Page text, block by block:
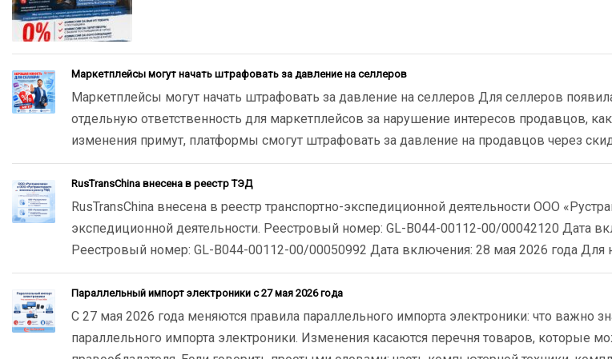
Маркетплейсы могут начать штрафовать за давление на селлеров
Маркетплейсы могут начать штрафовать за давление на селлеров Для селлеров
отдельную ответственность для маркетплейсов за нарушение интересов продавцов,
изменения примут, платформы смогут штрафовать за давление на продавцов через
RusTransChina внесена в реестр ТЭД
RusTransChina внесена в реестр транспортно-экспедиционной деятельности ООО
экспедиционной деятельности. Реестровый номер: GL-B044-00112-00/00042120 Дата
Реестровый номер: GL-B044-00112-00/00050992 Дата включения: 28 мая 2026 года Для
Параллельный импорт электроники с 27 мая 2026 года
С 27 мая 2026 года меняются правила параллельного импорта электроники: что важно
параллельного импорта электроники. Изменения касаются перечня товаров, которые